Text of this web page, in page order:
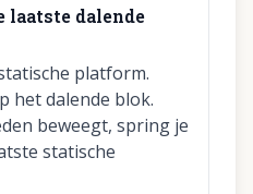
laatste dalende
platform.
het dalende blok.
beweegt, spring je
statische